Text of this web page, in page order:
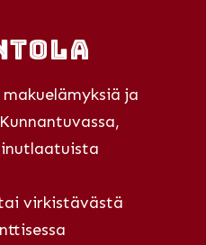
ja
virkistävästä